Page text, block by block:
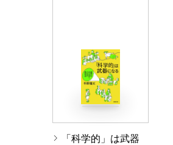
「科学的」は武器